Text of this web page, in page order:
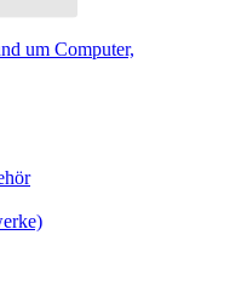
um Computer,